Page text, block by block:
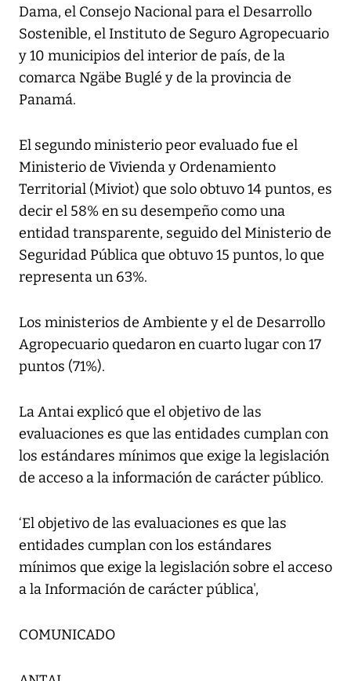
Dama, el Consejo Nacional para el Desarrollo
Sostenible, el Instituto de Seguro Agropecuario
y 10 municipios del interior de país, de la
comarca Ngäbe Buglé y de la provincia de
Panamá.
El segundo ministerio peor evaluado fue el
Ministerio de Vivienda y Ordenamiento
Territorial (Miviot) que solo obtuvo 14 puntos, es
decir el 58% en su desempeño como una
entidad transparente, seguido del Ministerio de
Seguridad Pública que obtuvo 15 puntos, lo que
representa un 63%.
Los ministerios de Ambiente y el de Desarrollo
Agropecuario quedaron en cuarto lugar con 17
puntos (71%).
La Antai explicó que el objetivo de las
evaluaciones es que las entidades cumplan con
los estándares mínimos que exige la legislación
de acceso a la información de carácter público.
‘El objetivo de las evaluaciones es que las
entidades cumplan con los estándares
mínimos que exige la legislación sobre el acceso
a la Información de carácter pública',
COMUNICADO